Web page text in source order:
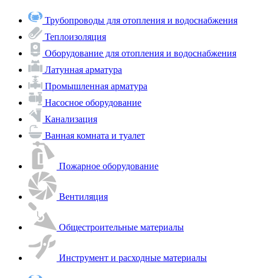
Трубопроводы для отопления и водоснабжения
Теплоизоляция
Оборудование для отопления и водоснабжения
Латунная арматура
Промышленная арматура
Насосное оборудование
Канализация
Ванная комната и туалет
Пожарное оборудование
Вентиляция
Общестроительные материалы
Инструмент и расходные материалы